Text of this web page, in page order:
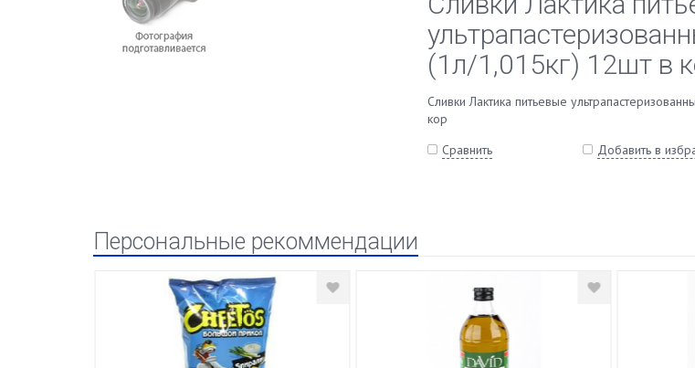
(1л/1,015кг) 12шт в
Сливки Лактика питьевые
кор
Сравнить
Добавить в
Персональные рекоммендации